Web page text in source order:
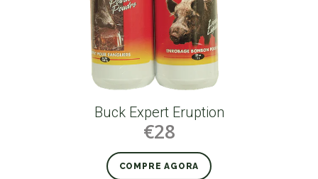
Buck Expert Eruption
€28
COMPRE AGORA